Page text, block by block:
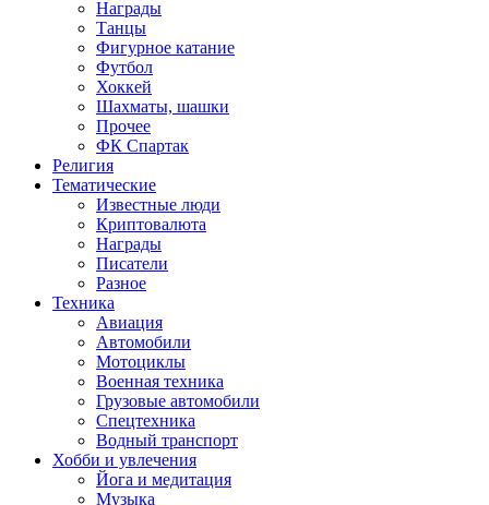
Награды
Танцы
Фигурное катание
Футбол
Хоккей
Шахматы, шашки
Прочее
ФК Спартак
Религия
Тематические
Известные люди
Криптовалюта
Награды
Писатели
Разное
Техника
Авиация
Автомобили
Мотоциклы
Военная техника
Грузовые автомобили
Спецтехника
Водный транспорт
Хобби и увлечения
Йога и медитация
Музыка